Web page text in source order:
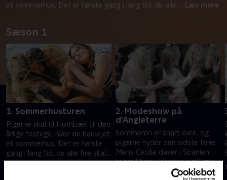
et sommerhus. Det er første gang i lang tid, de alle... Læs mere
Sæson 1
1. Sommerhusturen
Pigerne skal til Hornbæk til den
årlige festuge, hvor de har lejet
et sommerhus. Det er første
gang i lang tid, de alle fire skal
være sammen flere dage i træk
2. Modeshow på
d'Angleterre
Sommeren er snart ovre, og
pigerne nyder den sidste ferie.
Mens Cecilie daser i Spanien,
tager Elvira, Josefine og Signe
forreste række til CPH Fashion
9. oktober 2017 • 29 min